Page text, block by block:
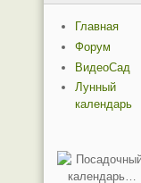
Главная
Форум
ВидеоСад
Лунный
календарь